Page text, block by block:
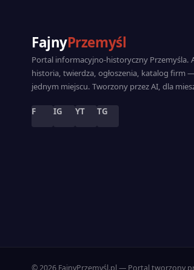
FajnyPrzemyśl
Portal informacyjno-historyczny Przemyśla.
historia, twierdza, ogłoszenia, katalog firm
jednym miejscu. Tworzony przez AI, dla
F IG YT TG
© 2026 FajnyPrzemyśl.pl — Portal tworzony